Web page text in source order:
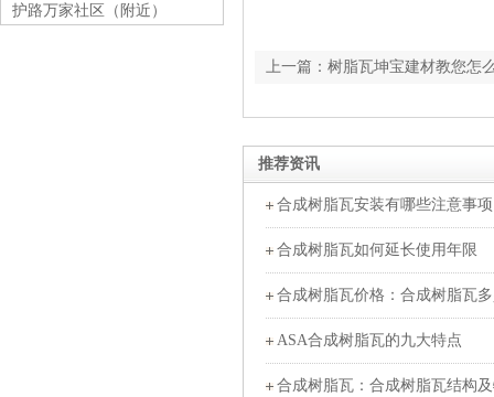
上一篇：树脂瓦坤宝建材教您怎
推荐资讯
合成树脂瓦安装有哪些注意事项
合成树脂瓦如何延长使用年限
合成树脂瓦价格：合成树脂瓦
ASA合成树脂瓦的九大特点
合成树脂瓦：合成树脂瓦结构
护路万家社区（附近）